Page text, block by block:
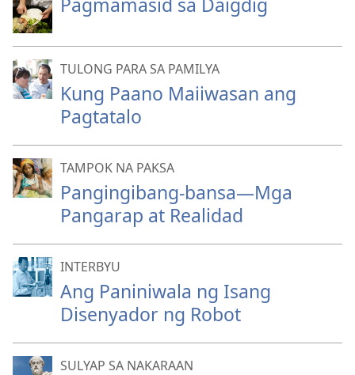
TULONG PARA SA PAMILYA
Kung Paano Maiiwasan ang
Pagtatalo
TAMPOK NA PAKSA
Pangingibang-bansa—Mga
Pangarap at Realidad
INTERBYU
Ang Paniniwala ng Isang
Disenyador ng Robot
SULYAP SA NAKARAAN